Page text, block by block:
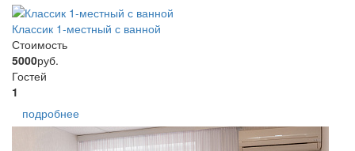
Классик 1-местный с ванной
Стоимость
5000руб.
Гостей
1
подробнее